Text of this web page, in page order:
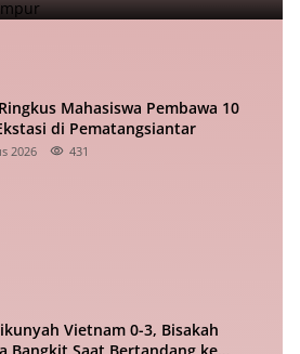
Mahasiswa Pembawa 10
di Pematangsiantar
2026 431
Vietnam 0-3, Bisakah